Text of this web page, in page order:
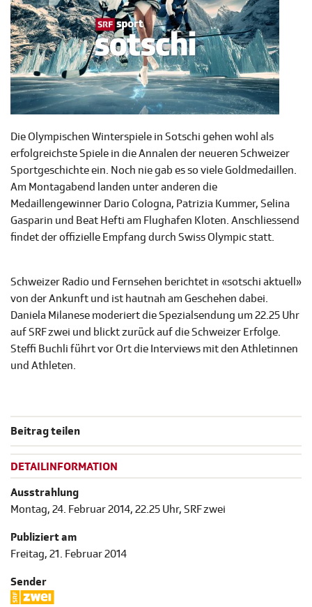
Die Olympischen Winterspiele in Sotschi gehen wohl als
erfolgreichste Spiele in die Annalen der neueren Schweizer
Sportgeschichte ein. Noch nie gab es so viele Goldmedaillen.
Am Montagabend landen unter anderen die
Medaillengewinner Dario Cologna, Patrizia Kummer, Selina
Gasparin und Beat Hefti am Flughafen Kloten. Anschliessend
findet der offizielle Empfang durch Swiss Olympic statt.
Schweizer Radio und Fernsehen berichtet in «sotschi aktuell»
von der Ankunft und ist hautnah am Geschehen dabei.
Daniela Milanese moderiert die Spezialsendung um 22.25 Uhr
auf SRF zwei und blickt zurück auf die Schweizer Erfolge.
Steffi Buchli führt vor Ort die Interviews mit den Athletinnen
und Athleten.
Beitrag teilen
DETAILINFORMATION
Ausstrahlung
Montag, 24. Februar 2014, 22.25 Uhr, SRF zwei
Publiziert am
Freitag, 21. Februar 2014
Sender